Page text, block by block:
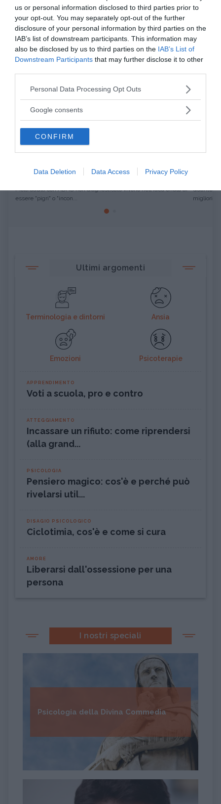
us or personal information disclosed to third parties prior to
your opt-out. You may separately opt-out of the further
disclosure of your personal information by third parties on the
IAB’s list of downstream participants. This information may
also be disclosed by us to third parties on the IAB’s List of
Downstream Participants that may further disclose it to other
Please note that this website/app uses one or more Google
not limited to your visit or usage behaviour. You may click to
use your data for below specified purposes in below Google
consent section.
Personal Data Processing Opt Outs
Google consents
CONFIRM
Data Deletion Data Access Privacy Policy
Immagine | it.fotopedia.com
da: CRESCITA PERSONALE PSICOLOGIA
Ti potrebbe interessare anche
Non sei "pigro" o "sbagliato": come la
diagnosi di ADHD sblocca il tuo...
Molti adulti con ADHD non diagnosticato vivono nell'idea errata di
essere "pigri" o "incon...
Quante
migliori
Ultimi argomenti
Terminologia e dintorni Ansia
Emozioni Psicoterapie
APPRENDIMENTO
Voti a scuola, pro e contro
ATTEGGIAMENTO
Incassare un rifiuto: come riprendersi
(alla grand...
PSICOLOGIA
Pensiero magico: cos'è e perché può
rivelarsi util...
DISAGIO PSICOLOGICO
Ciclotimia, cos'è e come si cura
AMORE
Liberarsi dall'ossessione per una
persona
I nostri speciali
Psicologia della Divina Commedia